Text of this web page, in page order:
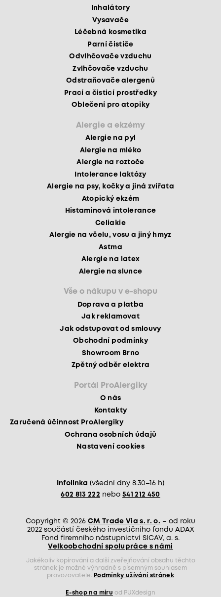
Inhalátory
Vysavače
Léčebná kosmetika
Parní čističe
Odvlhčovače vzduchu
Zvlhčovače vzduchu
Odstraňovače alergenů
Prací a čisticí prostředky
Oblečení pro atopiky
Alergie a ekzémy
Alergie na pyl
Alergie na mléko
Alergie na roztoče
Intolerance laktózy
Alergie na psy, kočky a jiná zvířata
Atopický ekzém
Histaminová intolerance
Celiakie
Alergie na včelu, vosu a jiný hmyz
Astma
Alergie na latex
Alergie na slunce
Vše o nákupu v e-shopu
Doprava a platba
Jak reklamovat
Jak odstupovat od smlouvy
Obchodní podmínky
Showroom Brno
Zpětný odběr elektra
Portál ProAlergiky
O nás
Kontakty
Zaručená účinnost ProAlergiky
Ochrana osobních údajů
Nastavení cookies
Infolinka (všední dny 8.30–16 h)
602 813 222 nebo 541 212 450
Copyright © 2026 CM Trade Via s. r. o. – od roku
2022 součástí českého investičního fondu ADAX
Fond firemního nástupnictví SICAV, a. s.
Velkoobchodní spolupráce s námi
Jakékoliv kopírování a další zveřejňování obsahu těchto
stránek je možné výhradně s písemným souhlasem
provozovatele.
Podmínky užívání stránek
E-shop na míru od PUXdesign